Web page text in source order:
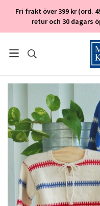
Fri frakt över 399 kr (ord.
retur och 30 dagars